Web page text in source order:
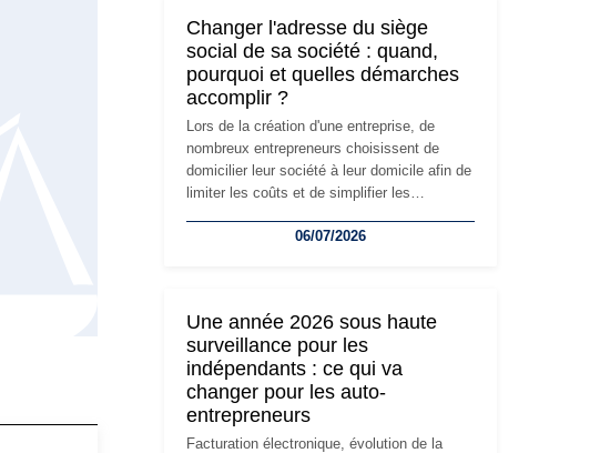
Changer l'adresse du siège
social de sa société : quand,
pourquoi et quelles démarches
accomplir ?
Lors de la création d'une entreprise, de
nombreux entrepreneurs choisissent de
domicilier leur société à leur domicile afin de
limiter les coûts et de simplifier les
l'activité, cette solution peut rapidement
siège social répond souvent à une nouvelle
étape de la vie de l'entreprise et implique
plusieurs formalités obligatoires.
06/07/2026
Une année 2026 sous haute
surveillance pour les
indépendants : ce qui va
changer pour les auto-
entrepreneurs
Facturation électronique, évolution de la